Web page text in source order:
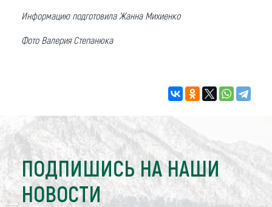
Информацию подготовила Жанна Михиенко
Фото Валерия Степанюка
ПОДПИШИСЬ НА НАШИ
НОВОСТИ